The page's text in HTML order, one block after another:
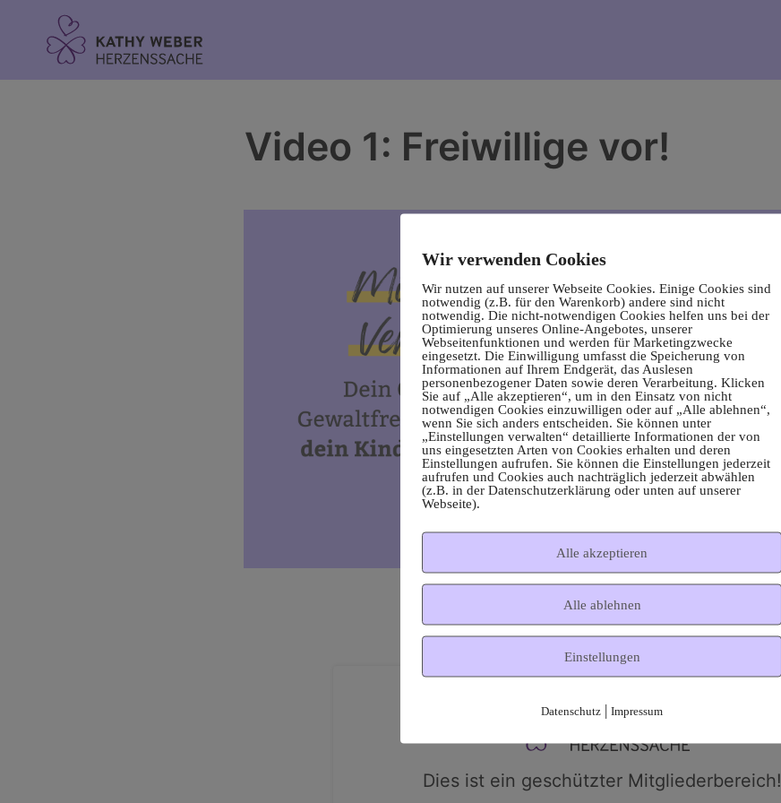
Video 1: Freiwillige vor!
Dies ist ein geschützter Mitgliederbereich!
Wir verwenden Cookies
Wir nutzen auf unserer Webseite Cookies. Einige Cookies sind
notwendig (z.B. für den Warenkorb) andere sind nicht
notwendig. Die nicht-notwendigen Cookies helfen uns bei der
Optimierung unseres Online-Angebotes, unserer
Webseitenfunktionen und werden für Marketingzwecke
eingesetzt. Die Einwilligung umfasst die Speicherung von
Informationen auf Ihrem Endgerät, das Auslesen
personenbezogener Daten sowie deren Verarbeitung. Klicken
Sie auf „Alle akzeptieren“, um in den Einsatz von nicht
notwendigen Cookies einzuwilligen oder auf „Alle ablehnen“,
wenn Sie sich anders entscheiden. Sie können unter
„Einstellungen verwalten“ detaillierte Informationen der von
uns eingesetzten Arten von Cookies erhalten und deren
Einstellungen aufrufen. Sie können die Einstellungen jederzeit
aufrufen und Cookies auch nachträglich jederzeit abwählen
(z.B. in der Datenschutzerklärung oder unten auf unserer
Webseite).
Alle akzeptieren
Alle ablehnen
Einstellungen
Datenschutz | Impressum